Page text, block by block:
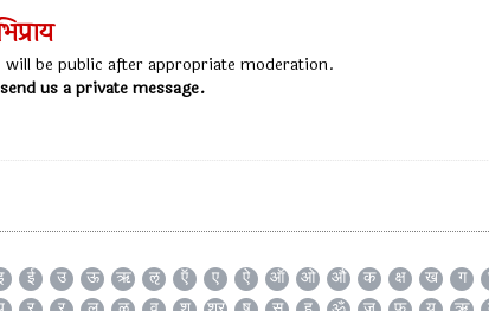
be public after appropriate moderation.
us a private message.
ई उ ऊ ऋ ऌ ऍ ए ऐ ऑ ओ औ क क्ष ख ग